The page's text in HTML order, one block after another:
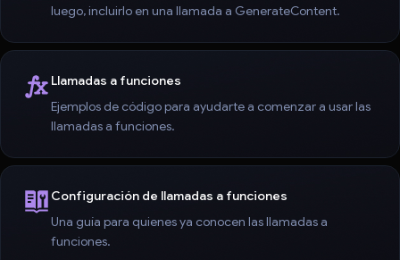
luego, incluirlo en una llamada a GenerateContent.
Llamadas a funciones
Ejemplos de código para ayudarte a comenzar a usar las
llamadas a funciones.
Configuración de llamadas a funciones
Una guía para quienes ya conocen las llamadas a
funciones.